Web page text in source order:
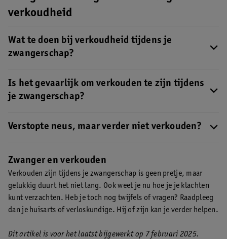
verkoudheid
Wat te doen bij verkoudheid tijdens je
zwangerschap?
verkoudheid te pakken hebt. Wel kun je je verkoudheidsklachten
proberen te verlichten, bijvoorbeeld door te stomen en je neus
Is het gevaarlijk om verkouden te zijn tijdens
je zwangerschap?
Wel kan het vervelend zijn.
Verstopte neus, maar verder niet verkouden?
erg op een verkoudheid. Je hebt dan voornamelijk last van een
verstopte neus, maar je kunt soms ook last hebben van andere
symptomen zoals niezen of een loopneus. Twijfel je of je
verkouden bent of last hebt van zwangerschapsrhinitis? Neem
dan contact op met je huisarts of verloskundige.
Zwanger en verkouden
Verkouden zijn tijdens je zwangerschap is geen pretje, maar
gelukkig duurt het niet lang. Ook weet je nu hoe je je klachten
kunt verzachten. Heb je toch nog twijfels of vragen? Raadpleeg
dan je huisarts of verloskundige. Hij of zijn kan je verder helpen.
Dit artikel is voor het laatst bijgewerkt op 7 februari 2025.